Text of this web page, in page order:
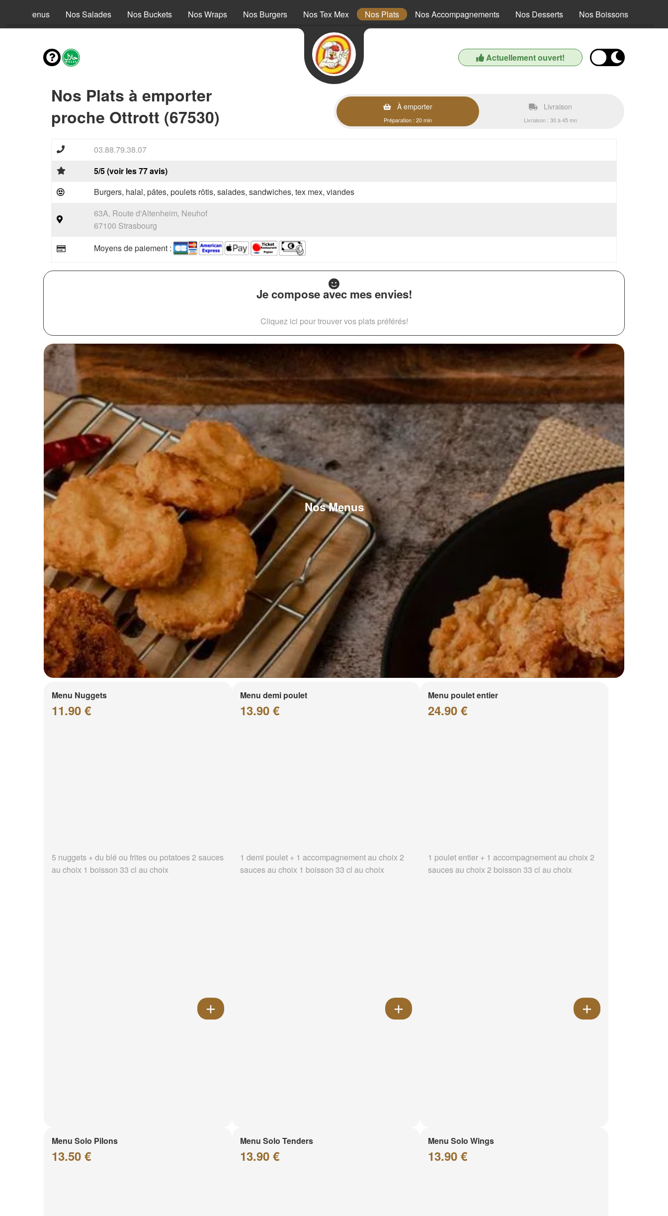
Nos Menus Nos Salades Nos Buckets Nos Wraps Nos Burgers Nos Tex Mex Nos Plats Nos Accompagnements Nos Desserts Nos Boissons
Actuellement ouvert!
Nos Plats à emporter
proche Ottrott (67530)
À emporter
Préparation : 20 min
Livraison
Livraison : 30 à 45 mn
03.88.79.38.07
5/5 (voir les 77 avis)
Burgers, halal, pâtes, poulets rôtis, salades, sandwiches, tex mex, viandes
63A, Route d'Altenheim, Neuhof
67100 Strasbourg
Moyens de paiement :
Je compose avec mes envies!
Cliquez ici pour trouver vos plats préférés!
Nos Menus
Menu Nuggets
11.90 €
5 nuggets + du blé ou frites ou potatoes 2 sauces
au choix 1 boisson 33 cl au choix
Menu demi poulet
13.90 €
1 demi poulet + 1 accompagnement au choix 2
sauces au choix 1 boisson 33 cl au choix
Menu poulet entier
24.90 €
1 poulet entier + 1 accompagnement au choix 2
sauces au choix 2 boisson 33 cl au choix
Menu Solo Pilons
13.50 €
Menu Solo Tenders
13.90 €
Menu Solo Wings
13.90 €